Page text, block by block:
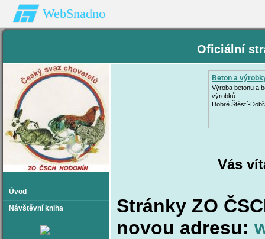
WebSnadno
Oficiální
Úvod
Návštěvní kniha
Beton a
Výroba betonu a
výrobků
Dobré Štěstí-
Vás
Stránky ZO
novou adresu: